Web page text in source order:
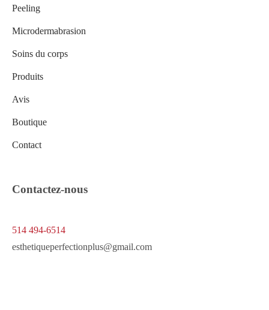
Peeling
Microdermabrasion
Soins du corps
Produits
Avis
Boutique
Contact
Contactez-nous
514 494-6514
esthetiqueperfectionplus@gmail.com